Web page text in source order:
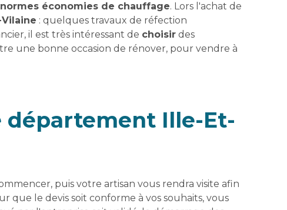
économies de chauffage. Lors l'achat de
: quelques travaux de réfection
il est très intéressant de choisir des
une bonne occasion de rénover, pour vendre à
département Ille-Et-
puis votre artisan vous rendra visite afin
que le devis soit conforme à vos souhaits, vous